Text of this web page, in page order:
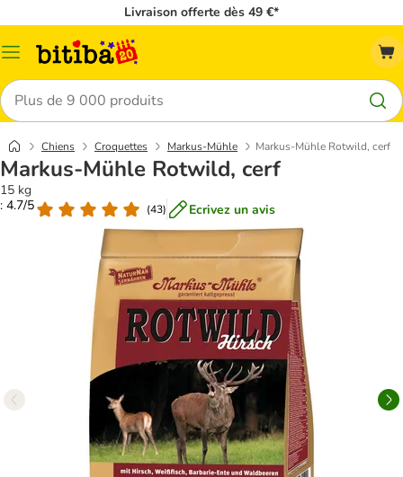
Livraison offerte dès 49 €*
Menu
Rechercher
Chiens Croquettes Markus-Mühle Markus-Mühle Rotwild, cerf
Markus-Mühle Rotwild, cerf
15 kg
: 4.7/5
(43) Ecrivez un avis